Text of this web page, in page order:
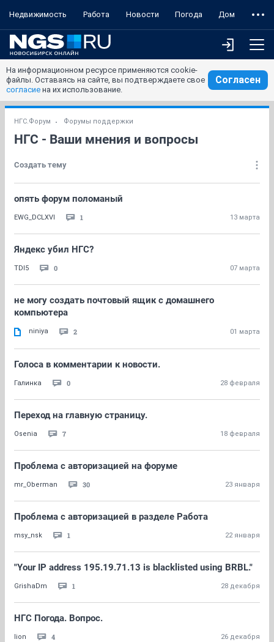
Недвижимость Работа Новости Погода Дом
На информационном ресурсе применяются cookie-
файлы. Оставаясь на сайте, вы подтверждаете свое
согласие на их использование.
Согласен
НГС.Форум Форумы поддержки
НГС - Ваши мнения и вопросы
Создать тему
опять форум поломаный
EWG_DCLXVI 1 13 марта
Яндекс убил НГС?
TDI5 0 07 марта
не могу создать почтовый ящик с домашнего
компьютера
niniya 2 01 марта
Голоса в комментарии к новости.
Галинка 0 28 февраля
Переход на главную страницу.
Osenia 7 18 февраля
Проблема с авторизацией на форуме
mr_Oberman 30 23 января
Проблема с авторизацией в разделе Работа
msy_nsk 1 22 января
"Your IP address 195.19.71.13 is blacklisted using BRBL."
GrishaDm 1 28 декабря
НГС Погода. Вопрос.
lion 4 26 декабря